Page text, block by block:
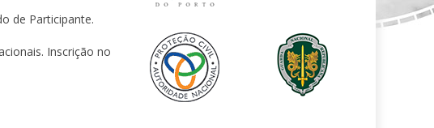
de Participante.
Inscrição no